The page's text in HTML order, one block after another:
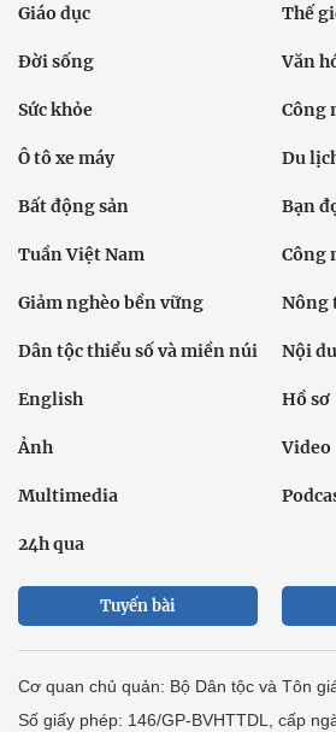
Giáo dục Thế
Đời sống Văn
Sức khỏe Công
Ô tô xe máy Du
Bất động sản Bạn
Tuần Việt Nam Công
Giảm nghèo bền vững Nông
Dân tộc thiểu số và miền núi Nội
English Hồ sơ
Ảnh Video
Multimedia
24h qua
Tuyến bài
Cơ quan chủ quản: Bộ Dân tộc và Tôn
Số giấy phép: 146/GP-BVHTTDL, cấp